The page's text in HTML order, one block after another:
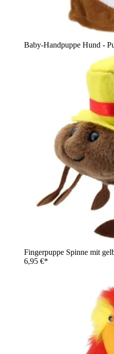
Baby-Handpuppe Hund -
Fingerpuppe Spinne mit
6,95 €*